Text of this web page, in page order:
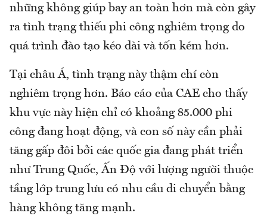
những không giúp bay an toàn hơn mà còn gây
ra tình trạng thiếu phi công nghiêm trọng do
quá trình đào tạo kéo dài và tốn kém hơn.
Tại châu Á, tình trạng này thậm chí còn
nghiêm trọng hơn. Báo cáo của CAE cho thấy
khu vực này hiện chỉ có khoảng 85.000 phi
công đang hoạt động, và con số này cần phải
tăng gấp đôi bởi các quốc gia đang phát triển
như Trung Quốc, Ấn Độ với lượng người thuộc
tầng lớp trung lưu có nhu cầu di chuyển bằng
hàng không tăng mạnh.